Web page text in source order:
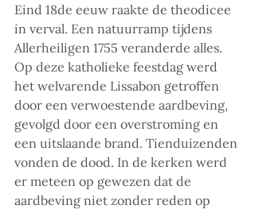
Eind 18de eeuw raakte de theodicee
in verval. Een natuurramp tijdens
Allerheiligen 1755 veranderde alles.
Op deze katholieke feestdag werd
het welvarende Lissabon getroffen
door een verwoestende aardbeving,
gevolgd door een overstroming en
een uitslaande brand. Tienduizenden
vonden de dood. In de kerken werd
er meteen op gewezen dat de
aardbeving niet zonder reden op